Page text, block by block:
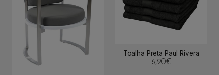
Toalha Preta Paul Rivera
6,90€